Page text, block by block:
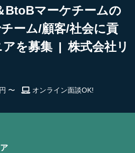
BtoBマーケチームの
ーム/顧客/社会に貢
を募集 | 株式会社リ
〜 オンライン面談OK!